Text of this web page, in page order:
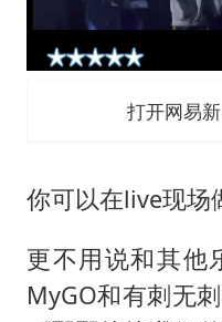
打开网易
你可以在live现场
更不用说和其他
MyGO和有刺无